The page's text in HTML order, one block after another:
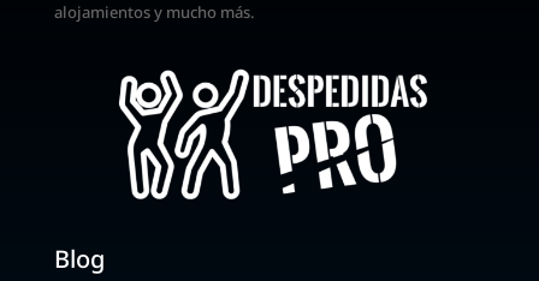
alojamientos y mucho más.
Blog